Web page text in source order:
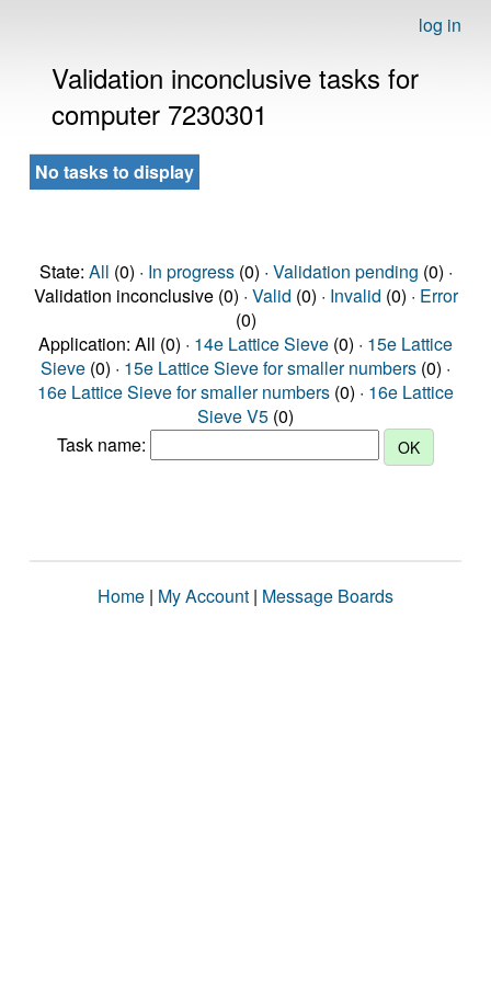
log in
Validation inconclusive tasks for
computer 7230301
No tasks to display
State: All (0) · In progress(0) · Validation pending (0) ·
Validation inconclusive (0) · Valid (0) · Invalid (0) · Error
(0)
Application: All (0) · 14e Lattice Sieve (0) · 15e Lattice
Sieve (0) · 15e Lattice Sieve for smaller numbers (0) ·
16e Lattice Sieve for smaller numbers (0) · 16e Lattice
Sieve V5 (0)
Task name:
Home | My Account | Message Boards